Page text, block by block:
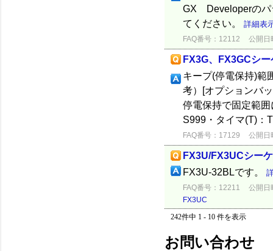
GX Developerのパ
てください。 詳細表
FAQ番号：12112 公開日
FX3G、FX3GCシ
キープ(停電保持)範
考）[オプションバ
停電保持で固定範
S999・タイマ(T)：
FAQ番号：17129 公開日
FX3U/FX3UCシー
FX3U-32BLです。
FAQ番号：12211
公開日
FX3UC
242件中 1 - 10 件を表示
お問い合わせ